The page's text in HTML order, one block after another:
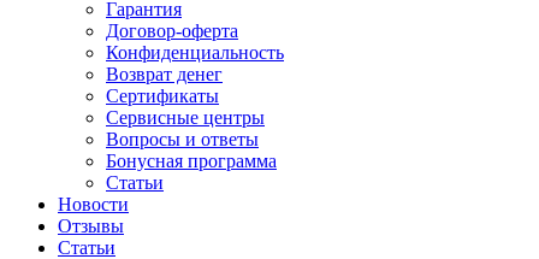
Гарантия
Договор-оферта
Конфиденциальность
Возврат денег
Сертификаты
Сервисные центры
Вопросы и ответы
Бонусная программа
Статьи
Новости
Отзывы
Статьи